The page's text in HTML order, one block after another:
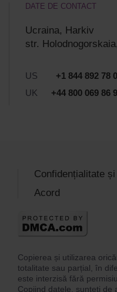
DATE DE CONTACT
Ucraina, Harkiv
str.
US
+1 844 892 78
UK
+44 800 069 86
Copierea și utilizarea
totalitate sau parțial, în
este interzisă fără
Copiind datele, sunteți de
Confidențialitate
Acord